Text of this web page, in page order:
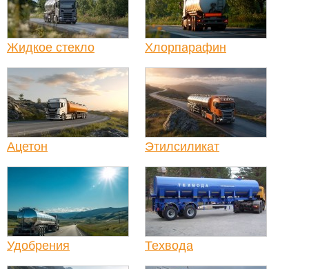
Жидкое стекло Хлорпарафин
Ацетон Этилсиликат
Удобрения Техвода